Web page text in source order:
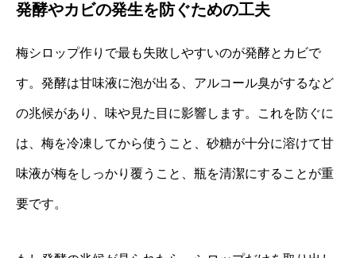
発酵やカビの発生を防ぐための工夫
梅シロップ作りで最も失敗しやすいのが発酵とカビで
す。発酵は甘味液に泡が出る、アルコール臭がするなど
の兆候があり、味や見た目に影響します。これを防ぐに
は、梅を冷凍してから使うこと、砂糖が十分に溶けて甘
味液が梅をしっかり覆うこと、瓶を清潔にすることが重
要です。